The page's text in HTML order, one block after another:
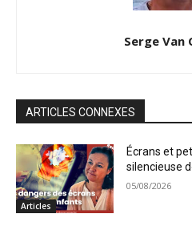
Serge Van
ARTICLES CONNEXES
Articles
Écrans et
silencieuse
05/08/2026